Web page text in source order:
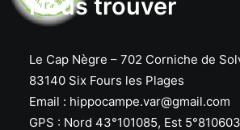
Nous trouver
Le Cap Nègre – 702 Corniche de
83140 Six Fours les Plages
Email : hippocampe.var@gmail.com
GPS : Nord 43°101085, Est 5°810603